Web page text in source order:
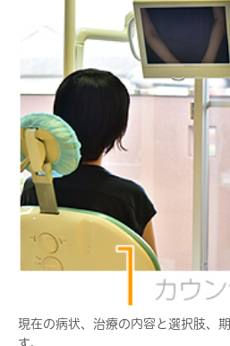
現在の病状、治療の内容と選択肢、